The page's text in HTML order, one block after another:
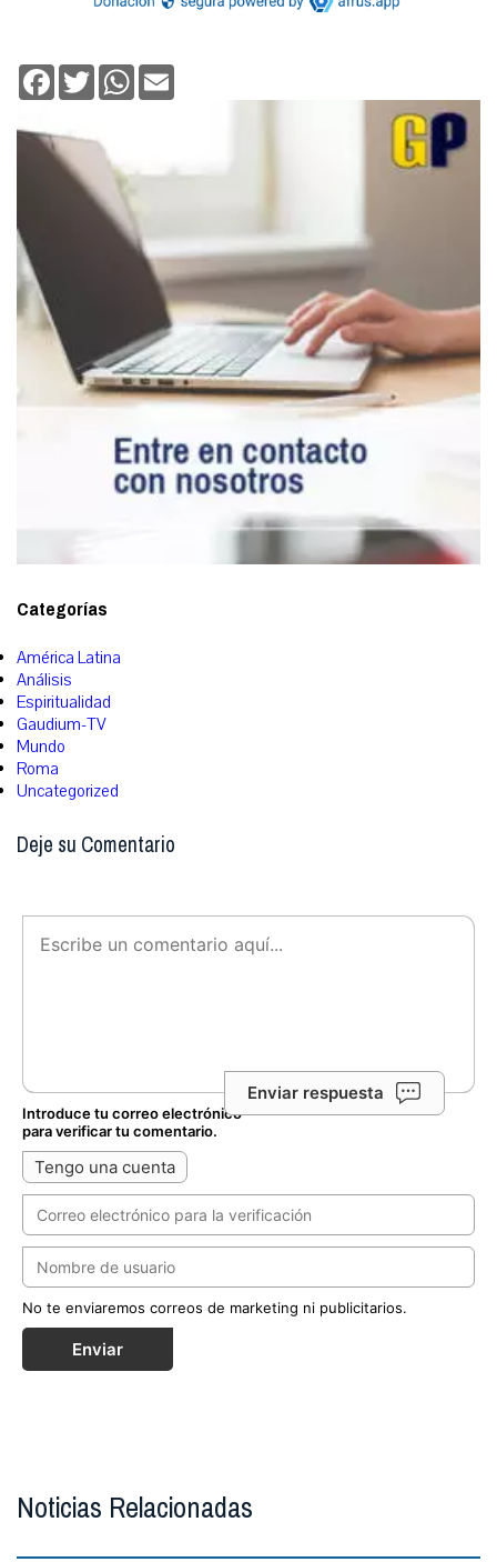
Facebook
TwitterWhatsApp
Categorías
América Latina
Análisis
Espiritualidad
Gaudium-TV
Mundo
Roma
Uncategorized
Deje su Comentario
Enviar respuesta
Introduce tu correo electrónico
para verificar tu comentario.
Tengo una cuenta
No te enviaremos correos de marketing ni publicitarios.
Enviar
Noticias Relacionadas